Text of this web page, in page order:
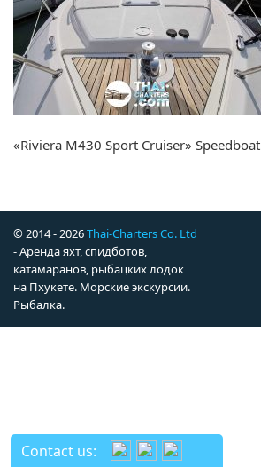
«Riviera M430 Sport Cruiser» Speedboat
© 2014 - 2026Thai-Charters Co. Ltd
- Аренда яхт, спидботов,
катамаранов, рыбацких лодок
на Пхукете. Морские экскурсии.
Рыбалка.
Contact us: